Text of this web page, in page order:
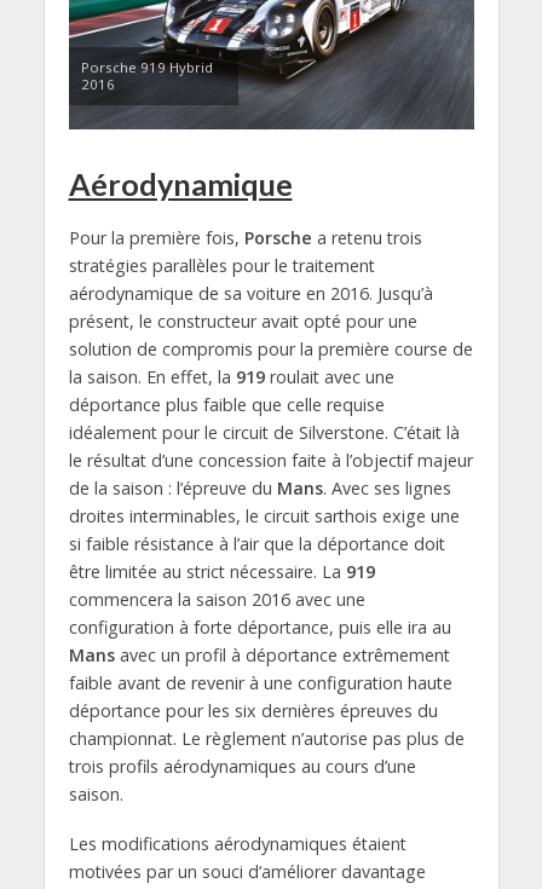
Porsche 919 Hybrid
2016
Aérodynamique
Pour la première fois, Porsche a retenu trois
stratégies parallèles pour le traitement
aérodynamique de sa voiture en 2016. Jusqu’à
présent, le constructeur avait opté pour une
solution de compromis pour la première course de
la saison. En effet, la 919roulait avec une
déportance plus faible que celle requise
idéalement pour le circuit de Silverstone. C’était là
le résultat d’une concession faite à l’objectif majeur
de la saison : l’épreuve du Mans. Avec ses lignes
droites interminables, le circuit sarthois exige une
si faible résistance à l’air que la déportance doit
être limitée au strict nécessaire. La 919
commencera la saison 2016 avec une
configuration à forte déportance, puis elle ira au
Mansavec un profil à déportance extrêmement
faible avant de revenir à une configuration haute
déportance pour les six dernières épreuves du
championnat. Le règlement n’autorise pas plus de
trois profils aérodynamiques au cours d’une
saison.
Les modifications aérodynamiques étaient
motivées par un souci d’améliorer davantage